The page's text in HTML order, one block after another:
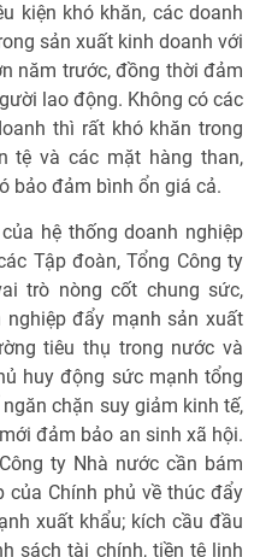
kiện khó khăn, các doanh
sản xuất kinh doanh với
năm trước, đồng thời đảm
lao động. Không có các
thì rất khó khăn trong
tệ và các mặt hàng than,
bảo đảm bình ổn giá cả.
hệ thống doanh nghiệp
Tập đoàn, Tổng Công ty
trò nòng cốt chung sức,
đẩy mạnh sản xuất
tiêu thụ trong nước và
huy động sức mạnh tổng
chặn suy giảm kinh tế,
đảm bảo an sinh xã hội.
ty Nhà nước cần bám
Chính phủ về thúc đẩy
xuất khẩu; kích cầu đầu
sách tài chính, tiền tệ linh